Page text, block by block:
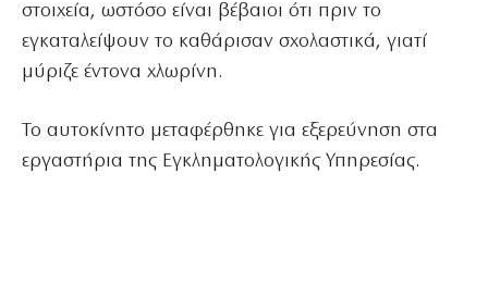
στοιχεία, ωστόσο είναι βέβαιοι ότι πριν το
εγκαταλείψουν το καθάρισαν σχολαστικά, γιατί
μύριζε έντονα χλωρίνη.
Το αυτοκίνητο μεταφέρθηκε για εξερεύνηση στα
εργαστήρια της Εγκληματολογικής Υπηρεσίας.